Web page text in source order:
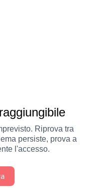
Riprova tra
persiste, prova a
l'accesso.